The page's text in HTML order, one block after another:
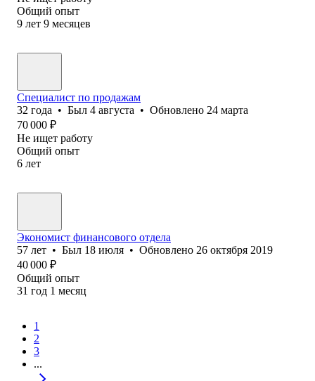
Общий опыт
9 лет 9 месяцев
Специалист по продажам
32 года • Был 4 августа • Обновлено 24 марта
70 000 ₽
Не ищет работу
Общий опыт
6 лет
Экономист финансового отдела
57 лет • Был 18 июля • Обновлено 26 октября 2019
40 000 ₽
Общий опыт
31 год 1 месяц
1
2
3
...